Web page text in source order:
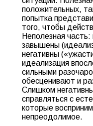
положительных,
попытка
того, чтобы
Неполезная
завышены
негативны
идеализация
сильными
обесценивают и
Слишком
справляться с
которые
непреодолимое.